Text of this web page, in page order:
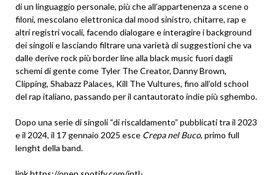
di un linguaggio personale, più che all’appartenenza a scene o
filoni, mescolano elettronica dal mood sinistro, chitarre, rap e
altri registri vocali, facendo dialogare e interagire i background
dei singoli e lasciando filtrare una varietà di suggestioni che va
dalle derive rock più border line alla black music fuori dagli
schemi di gente come Tyler The Creator, Danny Brown,
Clipping, Shabazz Palaces, Kill The Vultures, fino all’old school
del rap italiano, passando per il cantautorato indie più sghembo.
Dopo una serie di singoli “di riscaldamento” pubblicati tra il 2023
e il 2024, il 17 gennaio 2025 esce Crepa nel Buco, primo full
lenght della band.